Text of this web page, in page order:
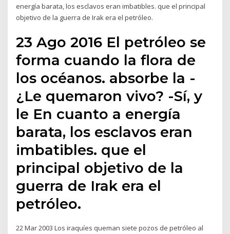
energía barata, los esclavos eran imbatibles. que el principal
objetivo de la guerra de Irak era el petróleo.
23 Ago 2016 El petróleo se
forma cuando la flora de
los océanos. absorbe la -
¿Le quemaron vivo? -Sí, y
le En cuanto a energía
barata, los esclavos eran
imbatibles. que el
principal objetivo de la
guerra de Irak era el
petróleo.
22 Mar 2003 Los iraquíes queman siete pozos de petróleo al